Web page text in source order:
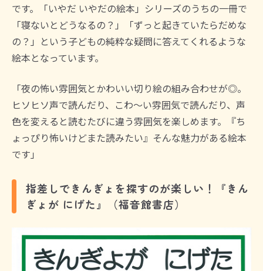
です。「いやだ いやだの絵本」シリーズのうちの一冊で
「寝ないとどうなるの？」「ずっと起きていたらだめな
の？」という子どもの純粋な疑問に答えてくれるような
絵本となっています。
「夜の怖い雰囲気とかわいい切り絵の組み合わせが◎。
ヒソヒソ声で読んだり、こわ〜い雰囲気で読んだり、声
色を変えると読むたびに違う雰囲気を楽しめます。『ち
ょっぴり怖いけどまた読みたい』そんな魅力がある絵本
です」
指差しできんぎょを探すのが楽しい！『きん
ぎょが にげた』（福音館書店）